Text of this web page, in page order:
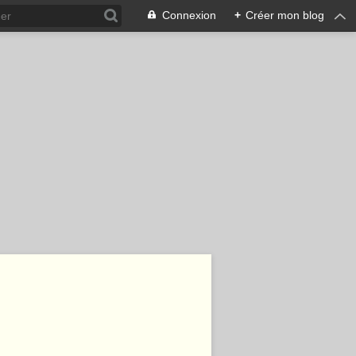
Connexion + Créer mon blog